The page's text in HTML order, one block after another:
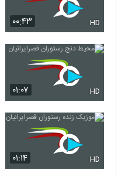
۰۰:۴۳ HD
۰۱:۰۷ HD
۰۱:۱۴ HD